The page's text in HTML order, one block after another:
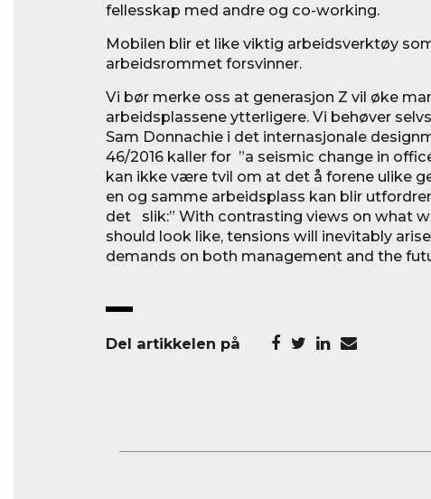
fellesskap med andre og co-working.
Mobilen blir et like viktig arbeidsverktøy
arbeidsrommet forsvinner.
Vi bør merke oss at generasjon Z vil øke
arbeidsplassene ytterligere. Vi behøver
Sam Donnachie i det internasjonale
46/2016 kaller for ”a seismic change in
kan ikke være tvil om at det å forene ulike
en og samme arbeidsplass kan blir
det slik:” With contrasting views on what
should look like, tensions will inevitably
demands on both management and the
Del artikkelen på